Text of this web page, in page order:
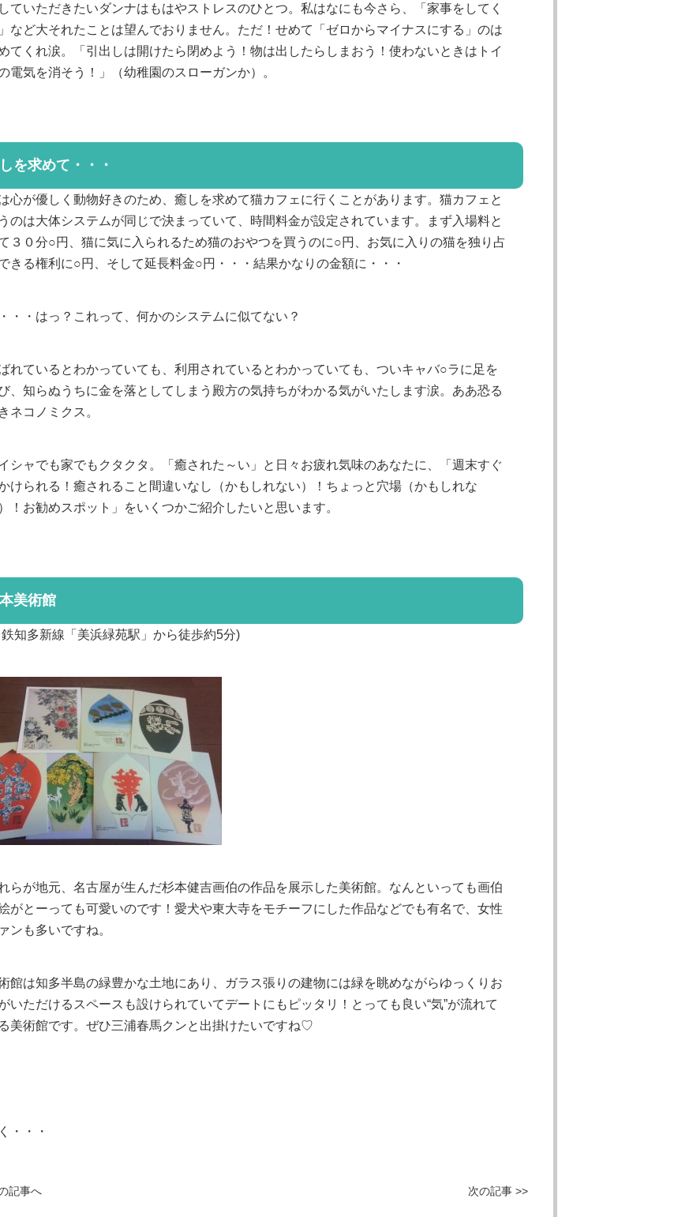
ていただきたいダンナはもはやストレスのひとつ。私はなにも今さら、「家事をしてく
など大それたことは望んでおりません。ただ！せめて「ゼロからマイナスにする」のは
てくれ涙。「引出しは開けたら閉めよう！物は出したらしまおう！使わないときはトイ
電気を消そう！」（幼稚園のスローガンか）。
を求めて・・・
心が優しく動物好きのため、癒しを求めて猫カフェに行くことがあります。猫カフェと
のは大体システムが同じで決まっていて、時間料金が設定されています。まず入場料と
３０分○円、猫に気に入られるため猫のおやつを買うのに○円、お気に入りの猫を独り占
きる権利に○円、そして延長料金○円・・・結果かなりの金額に・・・
・・・はっ？これって、何かのシステムに似てない？
れているとわかっていても、利用されているとわかっていても、ついキャバ○ラに足を
、知らぬうちに金を落としてしまう殿方の気持ちがわかる気がいたします涙。ああ恐る
ネコノミクス。
シャでも家でもクタクタ。「癒された～い」と日々お疲れ気味のあなたに、「週末すぐ
けられる！癒されること間違いなし（かもしれない）！ちょっと穴場（かもしれな
！お勧めスポット」をいくつかご紹介したいと思います。
美術館
鉄知多新線「美浜緑苑駅」から徒歩約5分)
らが地元、名古屋が生んだ杉本健吉画伯の作品を展示した美術館。なんといっても画伯
がとーっても可愛いのです！愛犬や東大寺をモチーフにした作品などでも有名で、女性
ンも多いですね。
館は知多半島の緑豊かな土地にあり、ガラス張りの建物には緑を眺めながらゆっくりお
いただけるスペースも設けられていてデートにもピッタリ！とっても良い“気”が流れて
美術館です。ぜひ三浦春馬クンと出掛けたいですね♡
・・・
記事へ 次の記事 >>